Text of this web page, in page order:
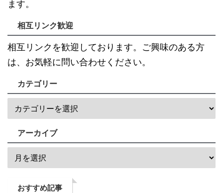
ます。
相互リンク歓迎
相互リンクを歓迎しております。ご興味のある方
は、お気軽に問い合わせください。
カテゴリー
アーカイブ
おすすめ記事